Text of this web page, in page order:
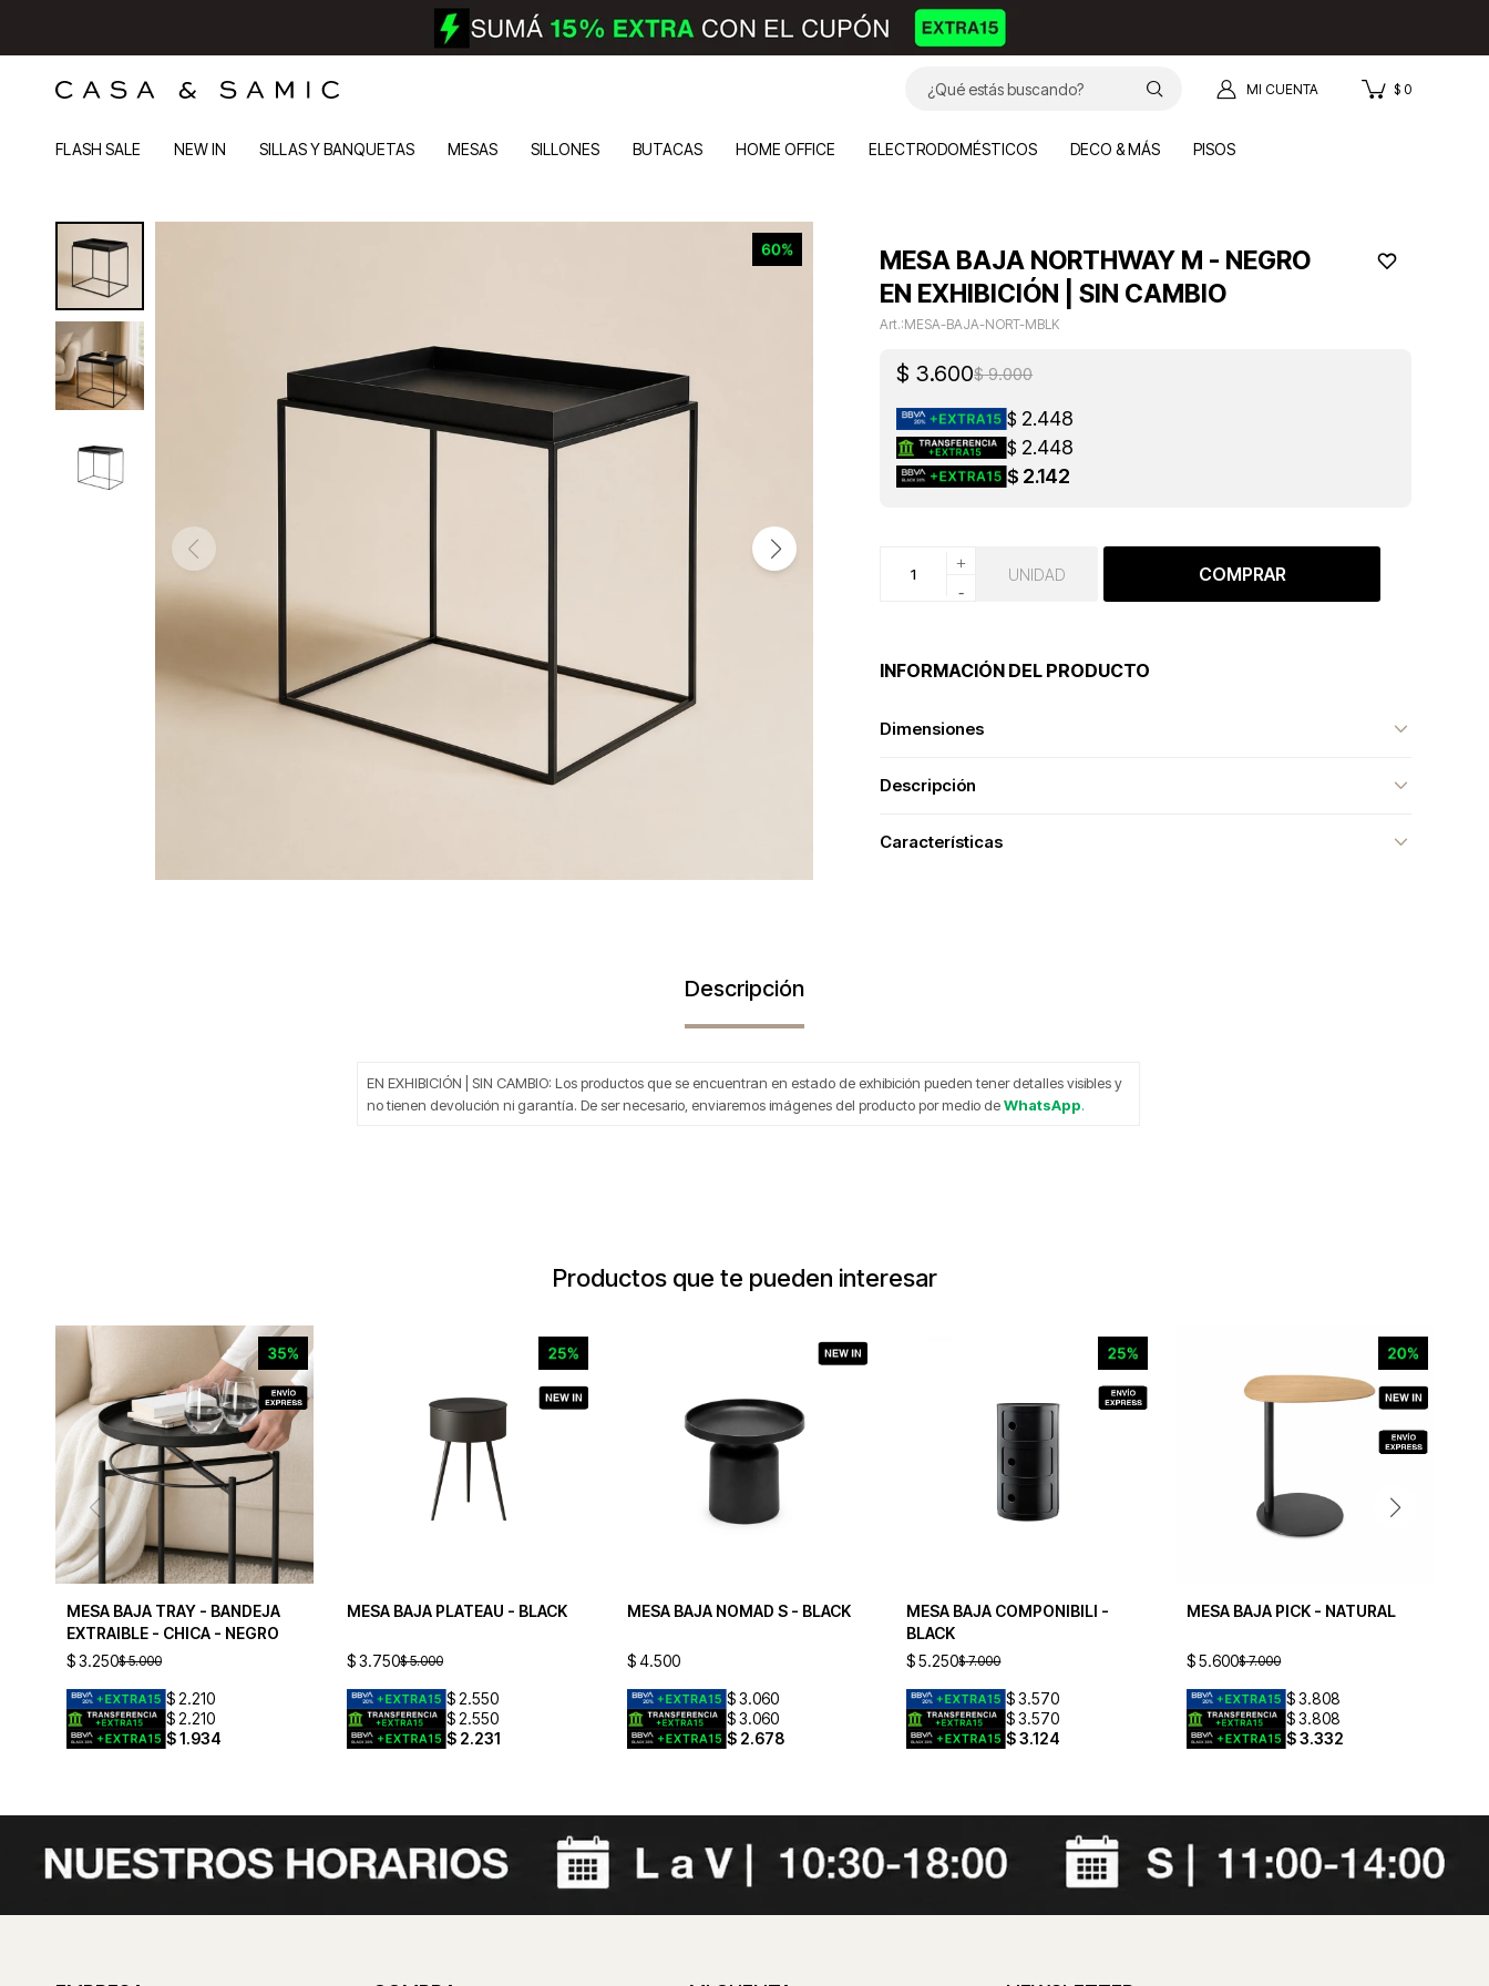
FLASH SALE NEW IN SILLAS Y BANQUETAS MESAS SILLONES BUTACAS HOME OFFICE ELECTRODOMÉSTICOS DECO & MÁS PISOS
$ 0
MESA BAJA NORTHWAY M - NEGRO
EN EXHIBICIÓN | SIN CAMBIO
MESA-BAJA-NORT-MBLK
$ 3.600$ 9.000
$ 2.448
$ 2.448
$ 2.142
+
-
UNIDAD COMPRAR
INFORMACIÓN DEL PRODUCTO
Dimensiones
Descripción
Características
Descripción
EN EXHIBICIÓN | SIN CAMBIO: Los productos que se encuentran en estado de exhibición pueden tener detalles visibles y
no tienen devolución ni garantía. De ser necesario, enviaremos imágenes del producto por medio deWhatsApp.
Productos que te pueden interesar
MESA BAJA TRAY - BANDEJA
EXTRAIBLE - CHICA - NEGRO
$3.250$ 5.000
$ 2.210
$ 2.210
$1.934
MESA BAJA PLATEAU - BLACK
$3.750$ 5.000
$ 2.550
$ 2.550
$ 2.231
MESA BAJA NOMAD S - BLACK
$ 4.500
$ 3.060
$ 3.060
$ 2.678
MESA BAJA COMPONIBILI -
BLACK
$5.250$ 7.000
$3.570
$3.570
$3.124
MESA BAJA PICK - NATURAL
$5.600$ 7.000
$3.808
$3.808
$3.332